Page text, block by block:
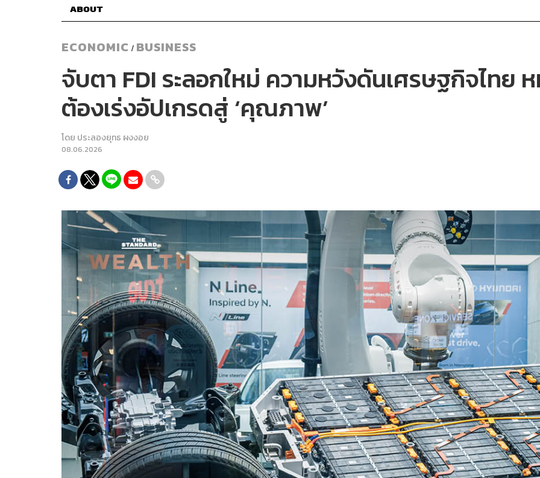
ABOUT
ECONOMIC / BUSINESS
จับตา FDI ระลอกใหม่ ความหวังดันเศรษฐกิจไทย
ต้องเร่งอัปเกรดสู่ ‘คุณภาพ’
โดย ประลองยุทธ ผงงอย
08.06.2026